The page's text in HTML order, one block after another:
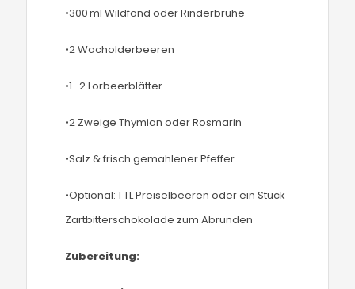
•300 ml Wildfond oder Rinderbrühe
•2 Wacholderbeeren
•1–2 Lorbeerblätter
•2 Zweige Thymian oder Rosmarin
•Salz & frisch gemahlener Pfeffer
•Optional: 1 TL Preiselbeeren oder ein Stück
Zartbitterschokolade zum Abrunden
Zubereitung: